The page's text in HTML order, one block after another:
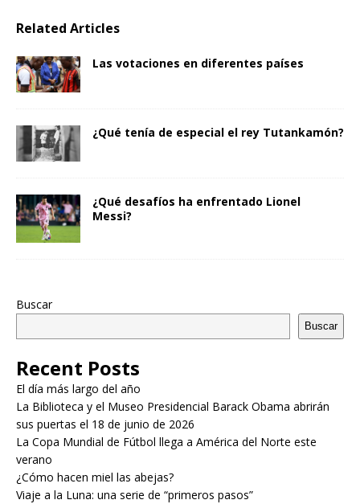
Related Articles
Las votaciones en diferentes países
¿Qué tenía de especial el rey Tutankamón?
¿Qué desafíos ha enfrentado Lionel
Messi?
Buscar
Buscar
Recent Posts
El día más largo del año
La Biblioteca y el Museo Presidencial Barack Obama abrirán
sus puertas el 18 de junio de 2026
La Copa Mundial de Fútbol llega a América del Norte este
verano
¿Cómo hacen miel las abejas?
Viaje a la Luna: una serie de “primeros pasos”